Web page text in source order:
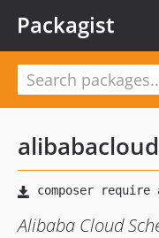
Packagist
alibabacloud
Alibaba Cloud